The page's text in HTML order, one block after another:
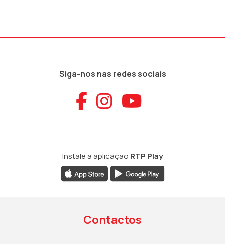
Siga-nos nas redes sociais
Aceder ao
Aceder ao
Aceder
Instale a aplicação RTP Play
Contactos